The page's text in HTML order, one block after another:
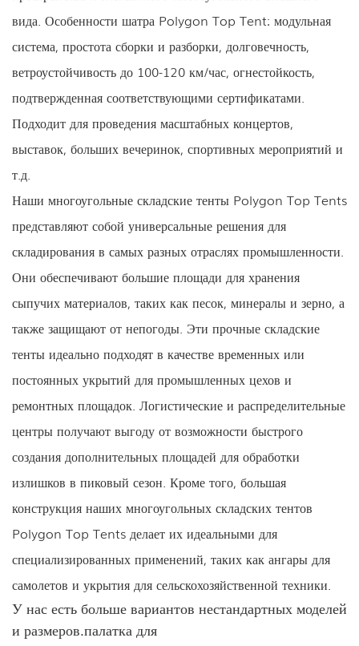
вида. Особенности шатра Polygon Top Tent: модульная
система, простота сборки и разборки, долговечность,
ветроустойчивость до 100-120 км/час, огнестойкость,
подтвержденная соответствующими сертификатами.
Подходит для проведения масштабных концертов,
выставок, больших вечеринок, спортивных мероприятий и
т.д.
Наши многоугольные складские тенты Polygon Top Tents
представляют собой универсальные решения для
складирования в самых разных отраслях промышленности.
Они обеспечивают большие площади для хранения
сыпучих материалов, таких как песок, минералы и зерно, а
также защищают от непогоды. Эти прочные складские
тенты идеально подходят в качестве временных или
постоянных укрытий для промышленных цехов и
ремонтных площадок. Логистические и распределительные
центры получают выгоду от возможности быстрого
создания дополнительных площадей для обработки
излишков в пиковый сезон. Кроме того, большая
конструкция наших многоугольных складских тентов
Polygon Top Tents делает их идеальными для
специализированных применений, таких как ангары для
самолетов и укрытия для сельскохозяйственной техники.
У нас есть больше вариантов нестандартных моделей
и размеров.палатка для